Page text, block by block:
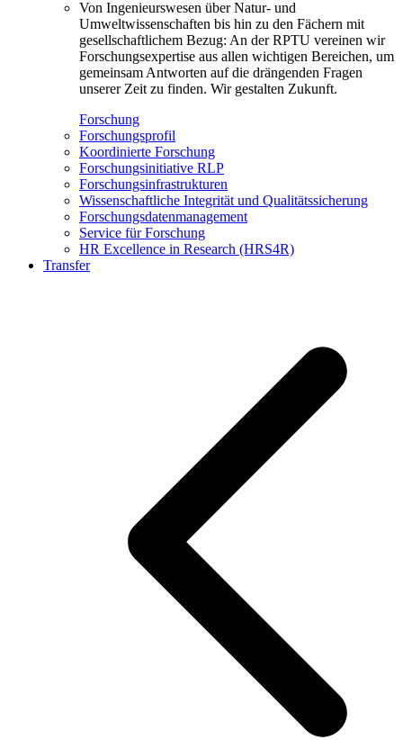
Von Ingenieurswesen über Natur- und
Umweltwissenschaften bis hin zu den Fächern mit
gesellschaftlichem Bezug: An der RPTU vereinen wir
Forschungsexpertise aus allen wichtigen Bereichen, um
gemeinsam Antworten auf die drängenden Fragen
unserer Zeit zu finden. Wir gestalten Zukunft.
Forschung
Forschungsprofil
Koordinierte Forschung
Forschungsinitiative RLP
Forschungsinfrastrukturen
Wissenschaftliche Integrität und Qualitätssicherung
Forschungsdatenmanagement
Service für Forschung
HR Excellence in Research (HRS4R)
Transfer